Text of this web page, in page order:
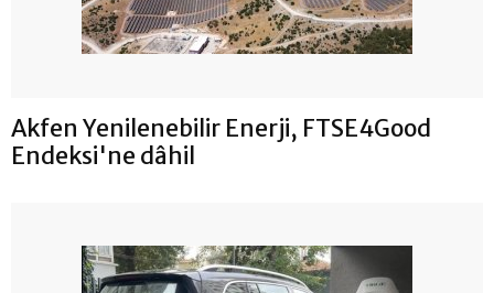
Akfen Yenilenebilir Enerji, FTSE4Good
Endeksi'ne dâhil